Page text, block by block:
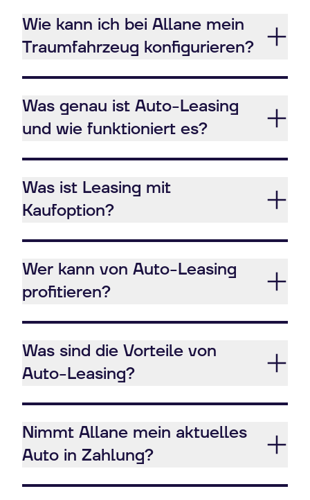
Wie kann ich bei Allane mein
Traumfahrzeug konfigurieren?
Was genau ist Auto-Leasing
und wie funktioniert es?
Was ist Leasing mit
Kaufoption?
Wer kann von Auto-Leasing
profitieren?
Was sind die Vorteile von
Auto-Leasing?
Nimmt Allane mein aktuelles
Auto in Zahlung?